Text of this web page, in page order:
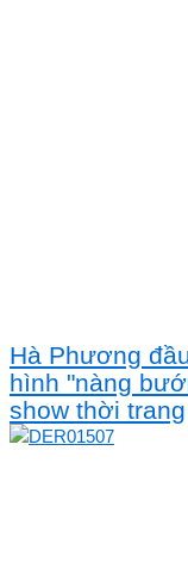
Hà Phương
hình "nàng
show thời trang